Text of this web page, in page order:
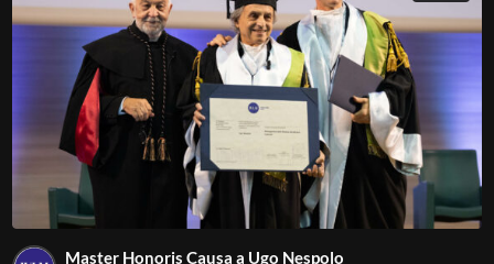
Master Honoris Causa a Ugo Nespolo